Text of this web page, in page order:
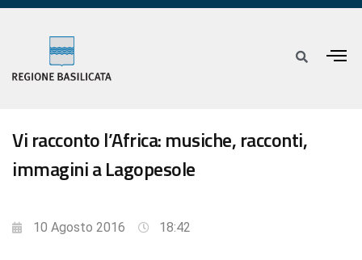
Vi racconto l’Africa: musiche, racconti,
immagini a Lagopesole
10 Agosto 2016 18:42